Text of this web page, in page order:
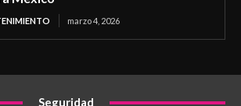
marzo 4, 2026
Seguridad